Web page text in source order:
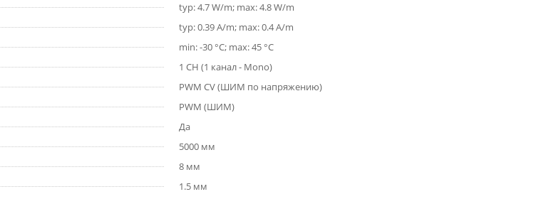
typ: 4.7 W/m; max: 4.8 W/m
typ: 0.39 A/m; max: 0.4 A/m
min: -30 °C; max: 45 °C
1 CH (1 канал - Mono)
PWM СV (ШИМ по напряжению)
PWM (ШИМ)
Да
5000 мм
8 мм
1.5 мм